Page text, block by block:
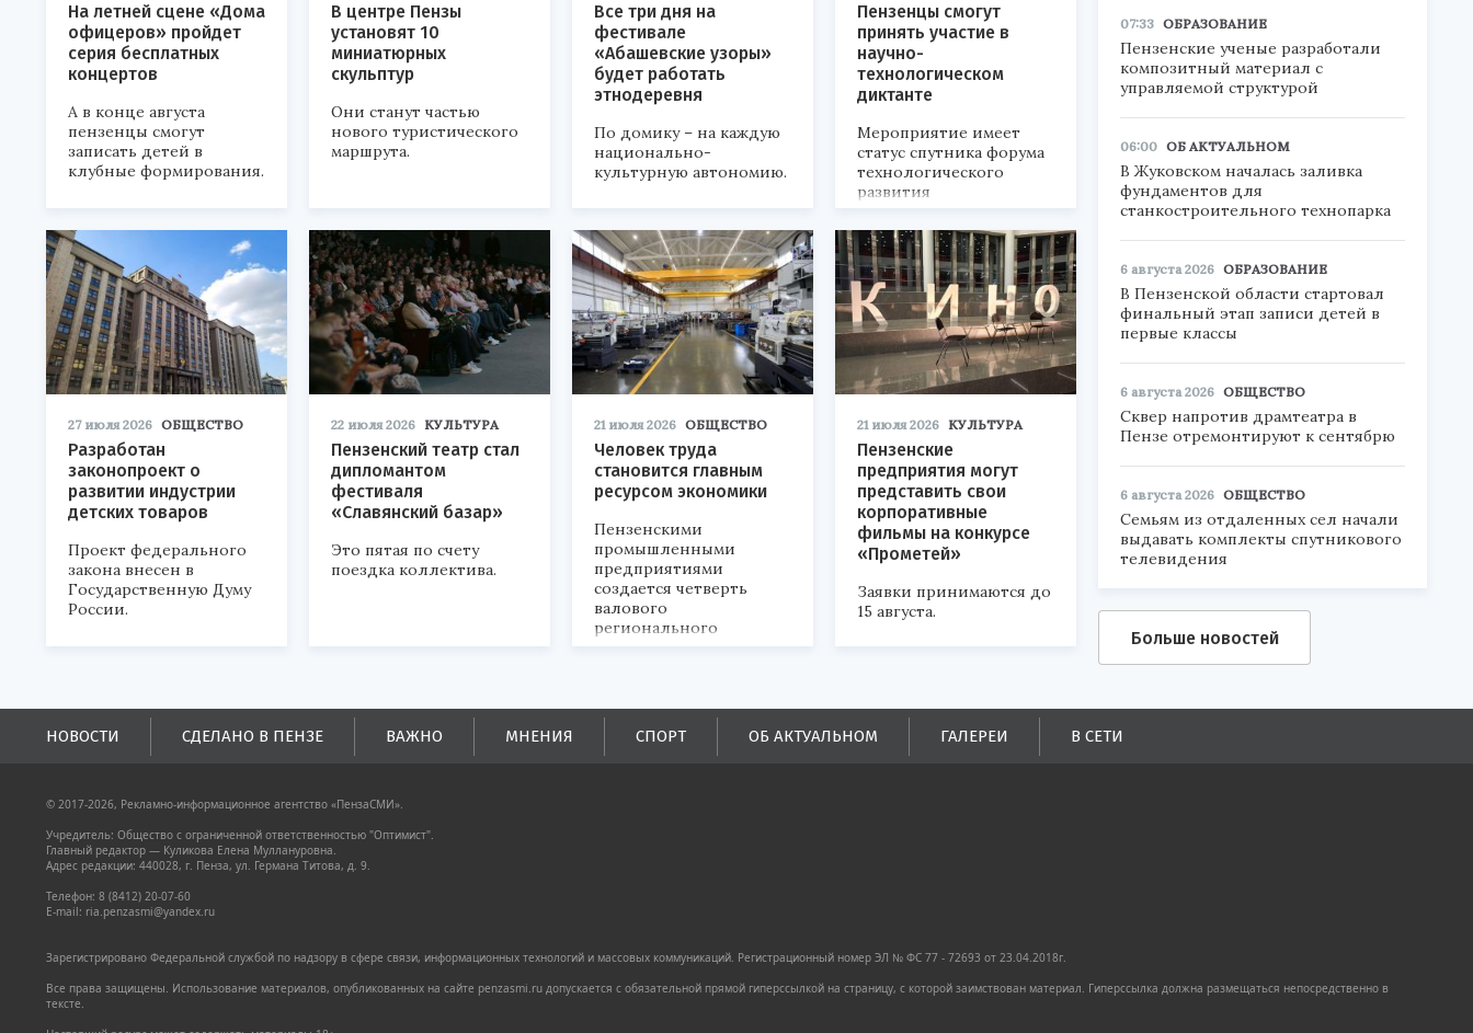
На летней сцене «Дома
офицеров» пройдет
серия бесплатных
концертов
А в конце августа
пензенцы смогут
записать детей в
клубные формирования.
В центре Пензы
установят 10
миниатюрных
скульптур
Они станут частью
нового туристического
маршрута.
Все три дня на
фестивале
«Абашевские узоры»
будет работать
этнодеревня
По домику – на каждую
национально-
культурную автономию.
Пензенцы смогут
принять участие в
научно-
технологическом
диктанте
Мероприятие имеет
статус спутника форума
технологического
развития
«Технопром-2026».
27 июля 2026 ОБЩЕСТВО
Разработан
законопроект о
развитии индустрии
детских товаров
Проект федерального
закона внесен в
Государственную Думу
России.
22 июля 2026 КУЛЬТУРА
Пензенский театр стал
дипломантом
фестиваля
«Славянский базар»
Это пятая по счету
поездка коллектива.
21 июля 2026 ОБЩЕСТВО
Человек труда
становится главным
ресурсом экономики
Пензенскими
промышленными
предприятиями
создается четверть
валового
регионального
продукта и
поступлений в
бюджеты всех уровней.
21 июля 2026 КУЛЬТУРА
Пензенские
предприятия могут
представить свои
корпоративные
фильмы на конкурсе
«Прометей»
Заявки принимаются до
15 августа.
07:33 ОБРАЗОВАНИЕ
Пензенские ученые разработали
композитный материал с
управляемой структурой
06:00 ОБ АКТУАЛЬНОМ
В Жуковском началась заливка
фундаментов для
станкостроительного технопарка
6 августа 2026 ОБРАЗОВАНИЕ
В Пензенской области стартовал
финальный этап записи детей в
первые классы
6 августа 2026 ОБЩЕСТВО
Сквер напротив драмтеатра в
Пензе отремонтируют к сентябрю
6 августа 2026 ОБЩЕСТВО
Семьям из отдаленных сел начали
выдавать комплекты спутникового
телевидения
Больше новостей
НОВОСТИ СДЕЛАНО В ПЕНЗЕ ВАЖНО МНЕНИЯ СПОРТ ОБ АКТУАЛЬНОМ ГАЛЕРЕИ В СЕТИ
© 2017-2026, Рекламно-информационное агентство «ПензаСМИ».
Учредитель: Общество с ограниченной ответственностью "Оптимист".
Главный редактор — Куликова Елена Муллануровна.
Адрес редакции: 440028, г. Пенза, ул. Германа Титова, д. 9.
Телефон: 8 (8412) 20-07-60
E-mail: ria.penzasmi@yandex.ru
Зарегистрировано Федеральной службой по надзору в сфере связи, информационных технологий и массовых коммуникаций. Регистрационный номер ЭЛ № ФС 77 - 72693 от 23.04.2018г.
Все права защищены. Использование материалов, опубликованных на сайте penzasmi.ru допускается с обязательной прямой гиперссылкой на страницу, с которой заимствован материал. Гиперссылка должна размещаться непосредственно в
тексте.